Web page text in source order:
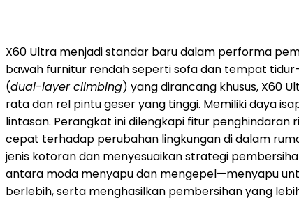
X60 Ultra menjadi standar baru dalam performa
bawah furnitur rendah seperti sofa dan tempat
(dual-layer climbing) yang dirancang khusus, X60
rata dan rel pintu geser yang tinggi. Memiliki daya
lintasan. Perangkat ini dilengkapi fitur
cepat terhadap perubahan lingkungan di dalam
jenis kotoran dan menyesuaikan strategi
antara moda menyapu dan mengepel—menyapu
berlebih, serta menghasilkan pembersihan yang